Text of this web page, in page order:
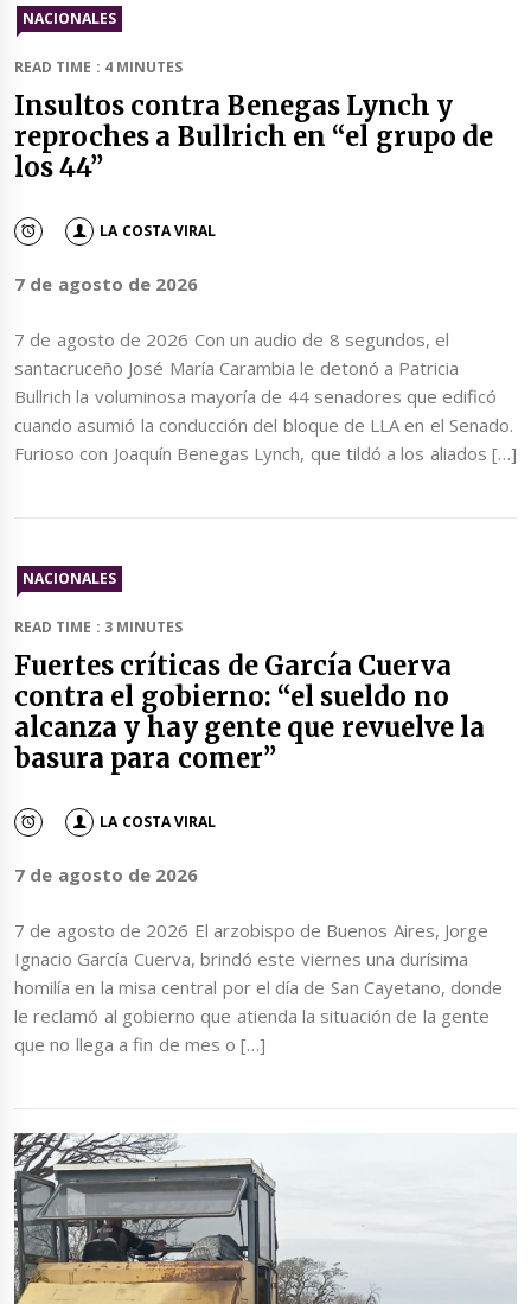
NACIONALES
READ TIME : 4 MINUTES
Insultos contra Benegas Lynch y
reproches a Bullrich en “el grupo de
los 44”
LA COSTA VIRAL
7 de agosto de 2026
7 de agosto de 2026 Con un audio de 8 segundos, el
santacruceño José María Carambia le detonó a Patricia
Bullrich la voluminosa mayoría de 44 senadores que edificó
cuando asumió la conducción del bloque de LLA en el Senado.
Furioso con Joaquín Benegas Lynch, que tildó a los aliados […]
NACIONALES
READ TIME : 3 MINUTES
Fuertes críticas de García Cuerva
contra el gobierno: “el sueldo no
alcanza y hay gente que revuelve la
basura para comer”
LA COSTA VIRAL
7 de agosto de 2026
7 de agosto de 2026 El arzobispo de Buenos Aires, Jorge
Ignacio García Cuerva, brindó este viernes una durísima
homilía en la misa central por el día de San Cayetano, donde
le reclamó al gobierno que atienda la situación de la gente
que no llega a fin de mes o […]